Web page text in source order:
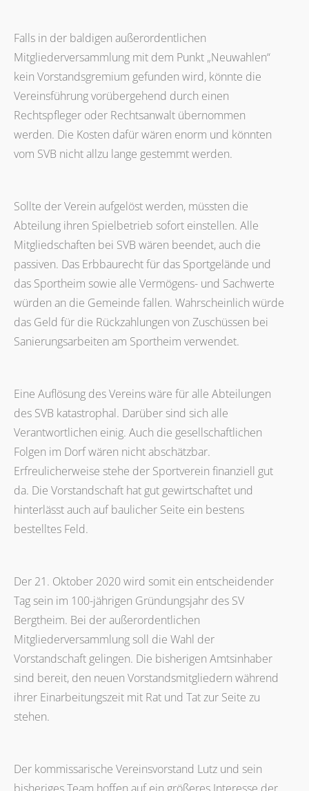
Falls in der baldigen außerordentlichen
Mitgliederversammlung mit dem Punkt „Neuwahlen“
kein Vorstandsgremium gefunden wird, könnte die
Vereinsführung vorübergehend durch einen
Rechtspfleger oder Rechtsanwalt übernommen
werden. Die Kosten dafür wären enorm und könnten
vom SVB nicht allzu lange gestemmt werden.
Sollte der Verein aufgelöst werden, müssten die
Abteilung ihren Spielbetrieb sofort einstellen. Alle
Mitgliedschaften bei SVB wären beendet, auch die
passiven. Das Erbbaurecht für das Sportgelände und
das Sportheim sowie alle Vermögens- und Sachwerte
würden an die Gemeinde fallen. Wahrscheinlich würde
das Geld für die Rückzahlungen von Zuschüssen bei
Sanierungsarbeiten am Sportheim verwendet.
Eine Auflösung des Vereins wäre für alle Abteilungen
des SVB katastrophal. Darüber sind sich alle
Verantwortlichen einig. Auch die gesellschaftlichen
Folgen im Dorf wären nicht abschätzbar.
Erfreulicherweise stehe der Sportverein finanziell gut
da. Die Vorstandschaft hat gut gewirtschaftet und
hinterlässt auch auf baulicher Seite ein bestens
bestelltes Feld.
Der 21. Oktober 2020 wird somit ein entscheidender
Tag sein im 100-jährigen Gründungsjahr des SV
Bergtheim. Bei der außerordentlichen
Mitgliederversammlung soll die Wahl der
Vorstandschaft gelingen. Die bisherigen Amtsinhaber
sind bereit, den neuen Vorstandsmitgliedern während
ihrer Einarbeitungszeit mit Rat und Tat zur Seite zu
stehen.
Der kommissarische Vereinsvorstand Lutz und sein